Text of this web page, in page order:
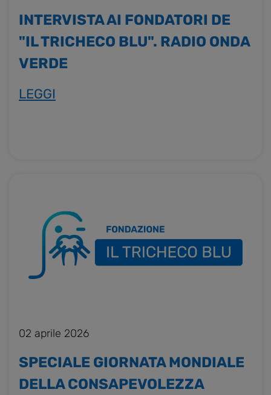
INTERVISTA AI FONDATORI DE
"IL TRICHECO BLU". RADIO ONDA
VERDE
LEGGI
02 aprile 2026
SPECIALE GIORNATA MONDIALE
DELLA CONSAPEVOLEZZA